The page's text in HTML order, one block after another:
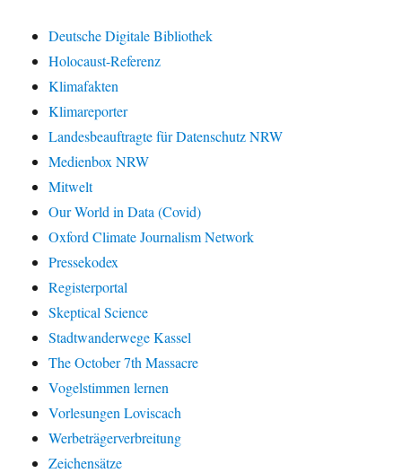
Deutsche Digitale Bibliothek
Holocaust-Referenz
Klimafakten
Klimareporter
Landesbeauftragte für Datenschutz NRW
Medienbox NRW
Mitwelt
Our World in Data (Covid)
Oxford Climate Journalism Network
Pressekodex
Registerportal
Skeptical Science
Stadtwanderwege Kassel
The October 7th Massacre
Vogelstimmen lernen
Vorlesungen Loviscach
Werbeträgerverbreitung
Zeichensätze